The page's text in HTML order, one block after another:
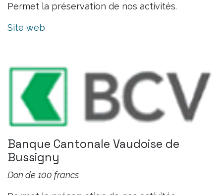
Permet la préservation de nos activités.
Site web
Banque Cantonale Vaudoise de
Bussigny
Don de 100 francs